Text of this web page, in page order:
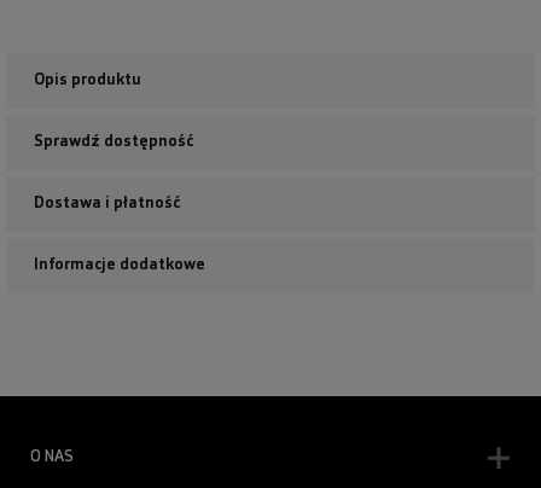
Opis produktu
Sprawdź dostępność
Dostawa i płatność
Informacje dodatkowe
O NAS